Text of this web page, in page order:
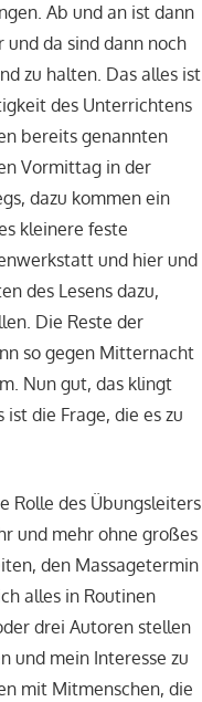
Ab und an ist dann
da sind dann noch
zu halten. Das alles ist
des Unterrichtens
bereits genannten
Vormittag in der
dazu kommen ein
kleinere feste
und hier und
des Lesens dazu,
Die Reste der
so gegen Mitternacht
Nun gut, das klingt
die Frage, die es zu
Rolle des Übungsleiters
und mehr ohne großes
den Massagetermin
alles in Routinen
drei Autoren stellen
und mein Interesse zu
mit Mitmenschen, die